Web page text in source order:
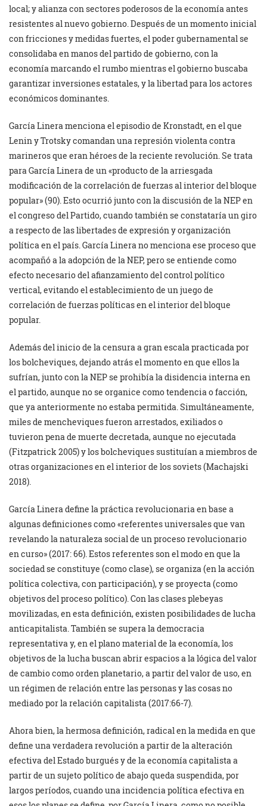
local; y alianza con sectores poderosos de la economía antes
resistentes al nuevo gobierno. Después de un momento inicial
con fricciones y medidas fuertes, el poder gubernamental se
consolidaba en manos del partido de gobierno, con la
economía marcando el rumbo mientras el gobierno buscaba
garantizar inversiones estatales, y la libertad para los actores
económicos dominantes.
García Linera menciona el episodio de Kronstadt, en el que
Lenin y Trotsky comandan una represión violenta contra
marineros que eran héroes de la reciente revolución. Se trata
para García Linera de un «producto de la arriesgada
modificación de la correlación de fuerzas al interior del bloque
popular» (90). Esto ocurrió junto con la discusión de la NEP en
el congreso del Partido, cuando también se constataría un giro
a respecto de las libertades de expresión y organización
política en el país. García Linera no menciona ese proceso que
acompañó a la adopción de la NEP, pero se entiende como
efecto necesario del afianzamiento del control político
vertical, evitando el establecimiento de un juego de
correlación de fuerzas políticas en el interior del bloque
popular.
Además del inicio de la censura a gran escala practicada por
los bolcheviques, dejando atrás el momento en que ellos la
sufrían, junto con la NEP se prohibía la disidencia interna en
el partido, aunque no se organice como tendencia o facción,
que ya anteriormente no estaba permitida. Simultáneamente,
miles de mencheviques fueron arrestados, exiliados o
tuvieron pena de muerte decretada, aunque no ejecutada
(Fitzpatrick 2005) y los bolcheviques sustituían a miembros de
otras organizaciones en el interior de los soviets (Machajski
2018).
García Linera define la práctica revolucionaria en base a
algunas definiciones como «referentes universales que van
revelando la naturaleza social de un proceso revolucionario
en curso» (2017: 66). Estos referentes son el modo en que la
sociedad se constituye (como clase), se organiza (en la acción
política colectiva, con participación), y se proyecta (como
objetivos del proceso político). Con las clases plebeyas
movilizadas, en esta definición, existen posibilidades de lucha
anticapitalista. También se supera la democracia
representativa y, en el plano material de la economía, los
objetivos de la lucha buscan abrir espacios a la lógica del valor
de cambio como orden planetario, a partir del valor de uso, en
un régimen de relación entre las personas y las cosas no
mediado por la relación capitalista (2017:66-7).
Ahora bien, la hermosa definición, radical en la medida en que
define una verdadera revolución a partir de la alteración
efectiva del Estado burgués y de la economía capitalista a
partir de un sujeto político de abajo queda suspendida, por
largos períodos, cuando una incidencia política efectiva en